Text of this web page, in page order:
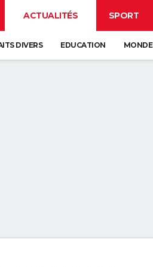
ACTUALITÉS SPORT
DIVERS EDUCATION MONDE